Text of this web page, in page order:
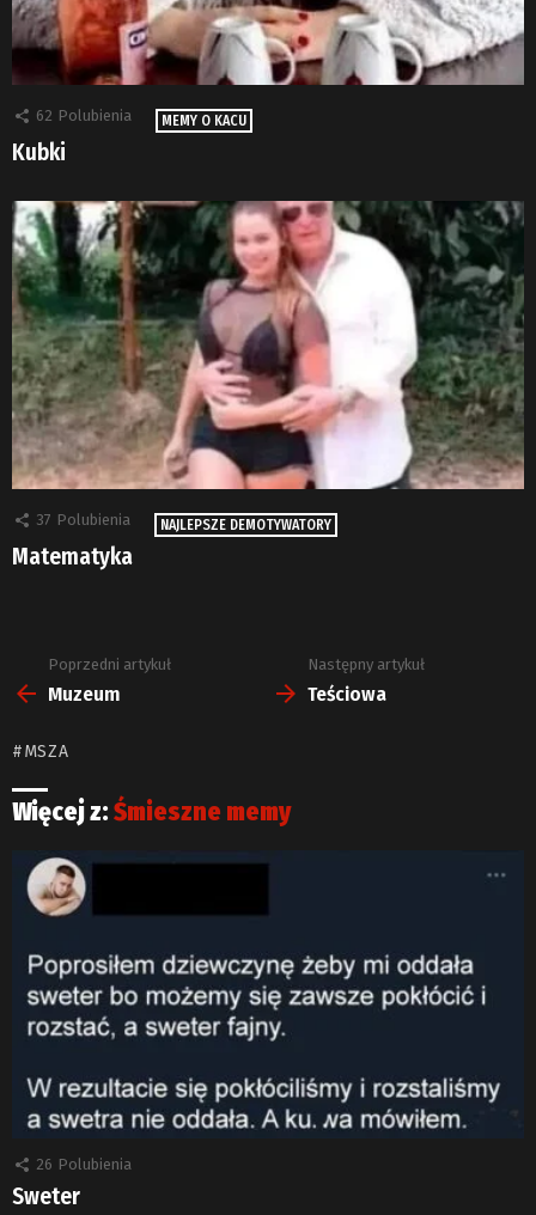
62 Polubienia MEMY O KACU
Kubki
37 Polubienia NAJLEPSZE DEMOTYWATORY
Matematyka
Zobacz
więcej
Poprzedni artykuł
Muzeum
Następny artykuł
Teściowa
MSZA
Więcej z:Śmieszne memy
26 Polubienia
Sweter